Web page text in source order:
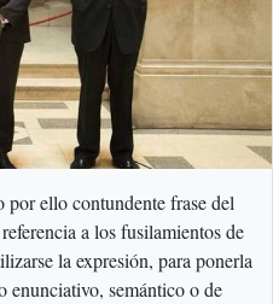
por ello contundente frase del
a los fusilamientos de
la expresión, para ponerla
enunciativo, semántico o de